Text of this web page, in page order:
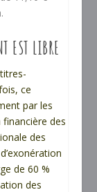
EST LIBRE
ce
par les
des
des
de 60 %
des